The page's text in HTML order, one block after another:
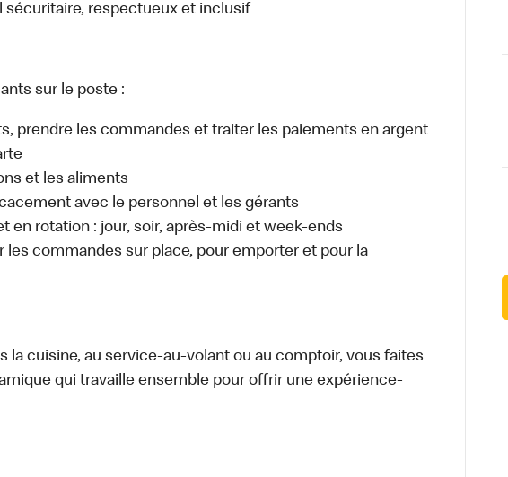
sécuritaire, respectueux et inclusif
sur le poste :
prendre les commandes et traiter les paiements en argent
et les aliments
avec le personnel et les gérants
en rotation : jour, soir, après-midi et week-ends
les commandes sur place, pour emporter et pour la
la cuisine, au service-au-volant ou au comptoir, vous faites
qui travaille ensemble pour offrir une expérience-